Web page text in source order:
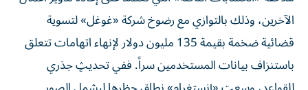
الآخرين، وذلك بالتوازي مع رضوخ شركة «غوغل» لتسوية
قضائية ضخمة بقيمة 135 مليون دولار لإنهاء اتهامات تتعلق
باستنزاف بيانات المستخدمين سراً. ففي تحديثٍ جذري